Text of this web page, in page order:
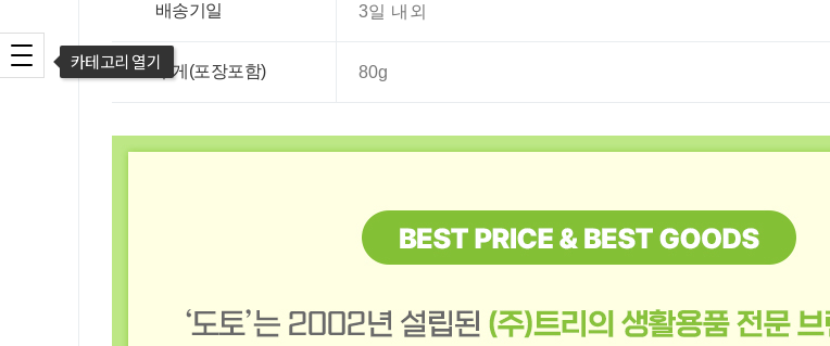
카테고리 열기
배송기일 3일 내외
무게(포장포함) 80g